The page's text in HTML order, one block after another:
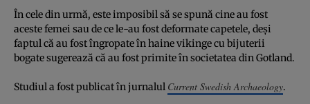
În cele din urmă, este imposibil să se spună cine au fost
aceste femei sau de ce le-au fost deformate capetele, deși
faptul că au fost îngropate în haine vikinge cu bijuterii
bogate sugerează că au fost primite în societatea din Gotland.
Studiul a fost publicat în jurnalul Current Swedish Archaeology.